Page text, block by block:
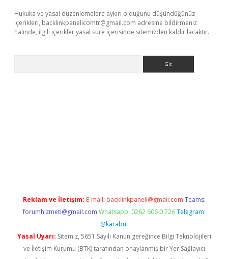
Hukuka ve yasal düzenlemelere aykırı olduğunu düşündüğünüz
içerikleri, backlinkpanelicomtr@gmail.com adresine bildirmeniz
halinde, ilgili içerikler yasal süre içerisinde sitemizden kaldırılacaktır.
Reklam ve İletişim: E-mail: backlinkpaneli@gmail.com Teams:
forumhizmeti@gmail.com Whatsapp: 0262 606 0 726 Telegram:
@karabul
Yasal Uyarı: Sitemiz, 5651 Sayılı Kanun gereğince Bilgi Teknolojileri
ve İletişim Kurumu (BTK) tarafından onaylanmış bir Yer Sağlayıcı